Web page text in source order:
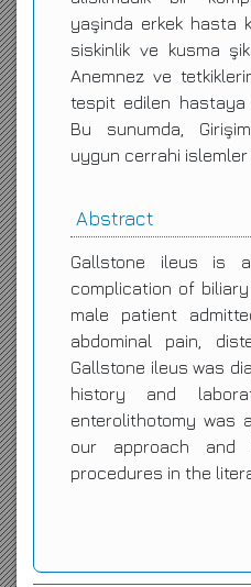
yaşinda erkek hasta
siskinlik ve kusma
Anemnez ve
tespit edilen hastaya
Bu sunumda,
uygun cerrahi islemler
Abstract
Gallstone ileus is
complication of
male patient
abdominal pain,
Gallstone ileus was
history and
enterolithotomy was
our approach and
procedures in the